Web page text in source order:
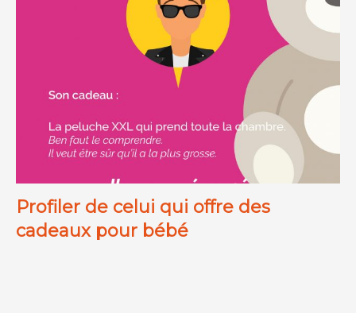
Profiler de celui qui offre des
cadeaux pour bébé